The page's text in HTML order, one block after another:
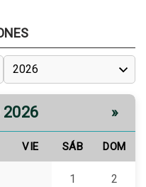
2026 »
VIE SÁB DOM
1 2